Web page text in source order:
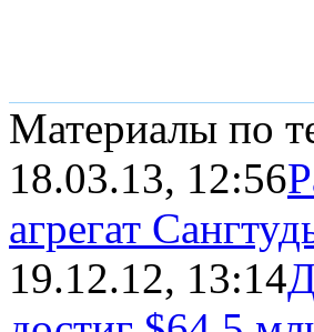
Материалы по
18.03.13, 12:56
агрегат
19.12.12, 13:14